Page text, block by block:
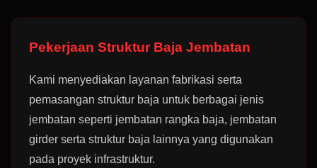
Pekerjaan Struktur Baja Jembatan
Kami menyediakan layanan fabrikasi serta
pemasangan struktur baja untuk berbagai jenis
jembatan seperti jembatan rangka baja, jembatan
girder serta struktur baja lainnya yang digunakan
pada proyek infrastruktur.